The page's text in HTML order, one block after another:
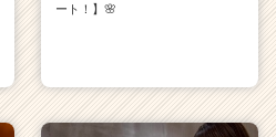
ート！】🌸